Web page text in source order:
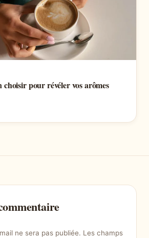
choisir pour révéler vos arômes
ne sera pas publiée. Les champs